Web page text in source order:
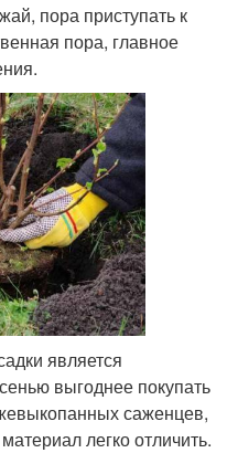
пора приступать к
пора, главное
является
выгоднее покупать
саженцев,
легко отличить.